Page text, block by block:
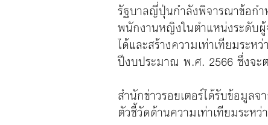
รัฐบาลญี่ปุ่นกำลังพิจารณาข้อก
พนักงานหญิงในตำแหน่งระดับผู้
ได้และสร้างความเท่าเทียมระ
ปีงบประมาณ พ.ศ. 2566 ซึ่งจะ
สำนักข่าวรอยเตอร์ได้รับข้อมูล
ตัวชี้วัดด้านความเท่าเทียมระห